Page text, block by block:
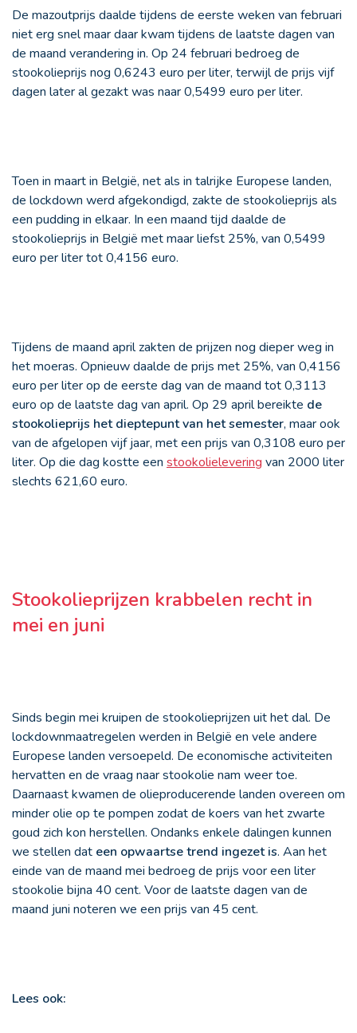
De mazoutprijs daalde tijdens de eerste weken van februari
niet erg snel maar daar kwam tijdens de laatste dagen van
de maand verandering in. Op 24 februari bedroeg de
stookolieprijs nog 0,6243 euro per liter, terwijl de prijs vijf
dagen later al gezakt was naar 0,5499 euro per liter.
Toen in maart in België, net als in talrijke Europese landen,
de lockdown werd afgekondigd, zakte de stookolieprijs als
een pudding in elkaar. In een maand tijd daalde de
stookolieprijs in België met maar liefst 25%, van 0,5499
euro per liter tot 0,4156 euro.
Tijdens de maand april zakten de prijzen nog dieper weg in
het moeras. Opnieuw daalde de prijs met 25%, van 0,4156
euro per liter op de eerste dag van de maand tot 0,3113
euro op de laatste dag van april. Op 29 april bereikte de
stookolieprijs het dieptepunt van het semester, maar ook
van de afgelopen vijf jaar, met een prijs van 0,3108 euro per
liter. Op die dag kostte een stookolielevering van 2000 liter
slechts 621,60 euro.
Stookolieprijzen krabbelen recht in
mei en juni
Sinds begin mei kruipen de stookolieprijzen uit het dal. De
lockdownmaatregelen werden in België en vele andere
Europese landen versoepeld. De economische activiteiten
hervatten en de vraag naar stookolie nam weer toe.
Daarnaast kwamen de olieproducerende landen overeen om
minder olie op te pompen zodat de koers van het zwarte
goud zich kon herstellen. Ondanks enkele dalingen kunnen
we stellen dat een opwaartse trend ingezet is. Aan het
einde van de maand mei bedroeg de prijs voor een liter
stookolie bijna 40 cent. Voor de laatste dagen van de
maand juni noteren we een prijs van 45 cent.
Lees ook: